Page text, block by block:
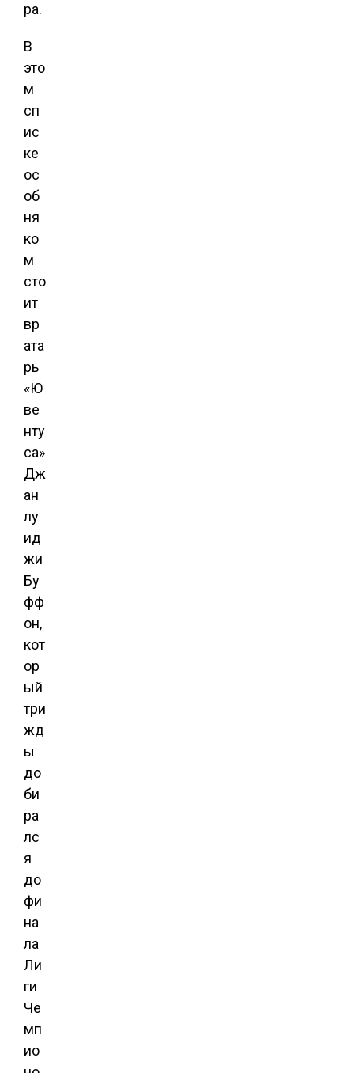
ра.
В
это
м
сп
ис
ке
ос
об
ня
ко
м
сто
ит
вр
ата
рь
«Ю
ве
нту
са»
Дж
ан
лу
ид
жи
Бу
фф
он,
кот
ор
ый
три
жд
ы
до
би
ра
лс
я
до
фи
на
ла
Ли
ги
Че
мп
ио